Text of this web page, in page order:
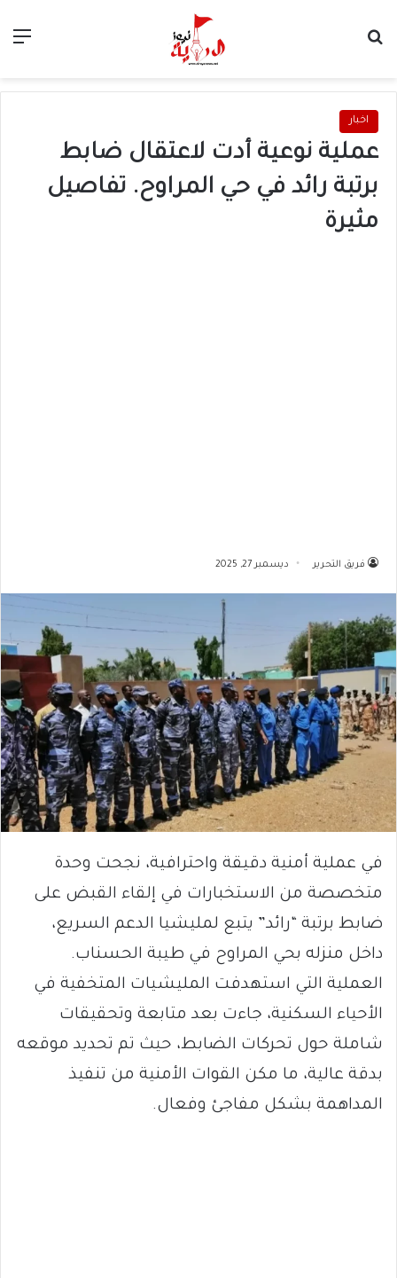
اخبار
عملية نوعية أدت لاعتقال ضابط
برتبة رائد في حي المراوح. تفاصيل
مثيرة
فريق التحرير ديسمبر 27, 2025
في عملية أمنية دقيقة واحترافية، نجحت وحدة
متخصصة من الاستخبارات في إلقاء القبض على
ضابط برتبة “رائد” يتبع لمليشيا الدعم السريع،
داخل منزله بحي المراوح في طيبة الحسناب.
العملية التي استهدفت المليشيات المتخفية في
الأحياء السكنية، جاءت بعد متابعة وتحقيقات
شاملة حول تحركات الضابط، حيث تم تحديد موقعه
بدقة عالية، ما مكن القوات الأمنية من تنفيذ
المداهمة بشكل مفاجئ وفعال.